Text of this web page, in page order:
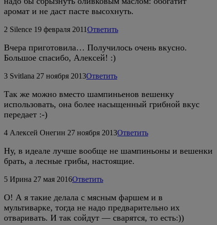
аромат и не даст пасте высохнуть.
2 Silence 19 февраля 2011Ответить
Вчера приготовила… Получилось очень вкусно.
Большое спасибо, Алексей! :)
3 Svitlana 27 ноября 2013Ответить
Так же можно вместо шампиньенов вешенку
использовать, она более насыщенный грибной вкус
передает :-)
4 Алексей Онегин 27 ноября 2013Ответить
Ну, в идеале лучше вообще не шампиньоны и вешенки
брать, а лесные грибы, настоящие.
5 Ирина 27 мая 2016Ответить
О! А я такие делала с мясным фаршем и в
мультиварке, тогда не надо предварительно их
отваривать. И так сойдут — сварятся, то есть:))